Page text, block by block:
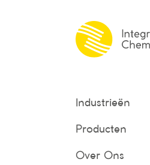
Industrieën
Producten
Over Ons